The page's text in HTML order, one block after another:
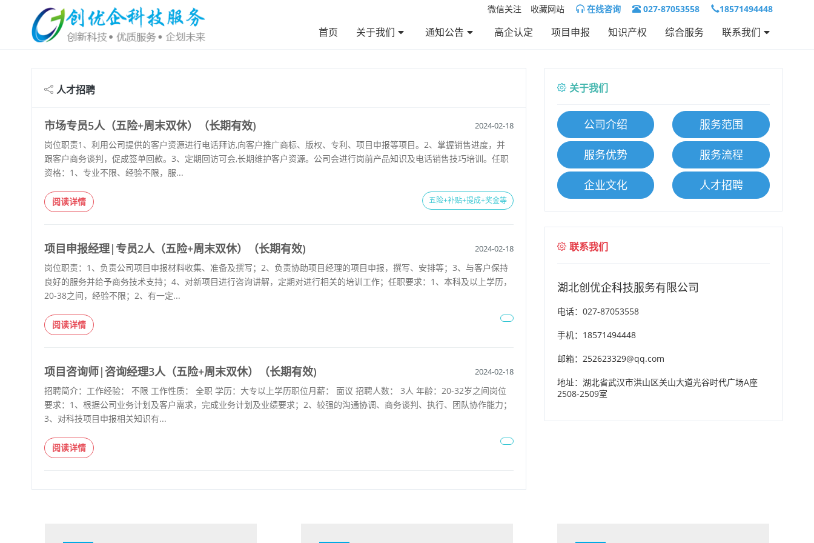
微信关注 收藏网站 在线咨询 027-87053558 18571494448
首页 关于我们 通知公告 高企认定 项目申报 知识产权 综合服务 联系我们
人才招聘
市场专员5人（五险+周末双休）（长期有效) 2024-02-18
岗位职责1、利用公司提供的客户资源进行电话拜访,向客户推广商标、版权、专利、项目申报等项目。2、掌握销售进度，并
跟客户商务谈判，促成签单回款。3、定期回访可会,长期维护客户资源。公司会进行岗前产品知识及电话销售技巧培训。任职
资格：1、专业不限、经验不限，服...
阅读详情 五险+补贴+提成+奖金等
项目申报经理|专员2人（五险+周末双休）（长期有效) 2024-02-18
岗位职责：1、负责公司项目申报材料收集、准备及撰写；2、负责协助项目经理的项目申报，撰写、安排等；3、与客户保持
良好的服务并给予商务技术支持；4、对新项目进行咨询讲解，定期对进行相关的培训工作；任职要求：1、本科及以上学历，
20-38之间，经验不限；2、有一定...
阅读详情
项目咨询师|咨询经理3人（五险+周末双休）（长期有效) 2024-02-18
招聘简介：工作经验： 不限 工作性质： 全职 学历：大专以上学历职位月薪： 面议 招聘人数： 3人 年龄：20-32岁之间岗位
要求：1、根据公司业务计划及客户需求，完成业务计划及业绩要求；2、较强的沟通协调、商务谈判、执行、团队协作能力；
3、对科技项目申报相关知识有...
阅读详情
关于我们
公司介绍 服务范围
服务优势 服务流程
企业文化 人才招聘
联系我们
湖北创优企科技服务有限公司
电话：027-87053558
手机：18571494448
邮箱：252623329@qq.com
地址：湖北省武汉市洪山区关山大道光谷时代广场A座
2508-2509室